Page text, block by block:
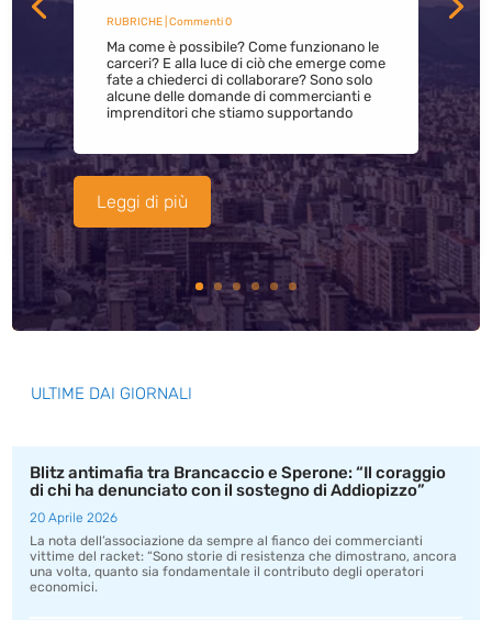
RUBRICHE| Commenti 0
Ma come è possibile? Come funzionano le
carceri? E alla luce di ciò che emerge come
fate a chiederci di collaborare? Sono solo
alcune delle domande di commercianti e
imprenditori che stiamo supportando
Leggi di più
ULTIME DAI GIORNALI
Blitz antimafia tra Brancaccio e Sperone: “Il coraggio
di chi ha denunciato con il sostegno di Addiopizzo”
20 Aprile 2026
La nota dell’associazione da sempre al fianco dei commercianti
vittime del racket: “Sono storie di resistenza che dimostrano, ancora
una volta, quanto sia fondamentale il contributo degli operatori
economici.